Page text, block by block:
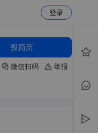
登录
投简历
微信扫码 举报